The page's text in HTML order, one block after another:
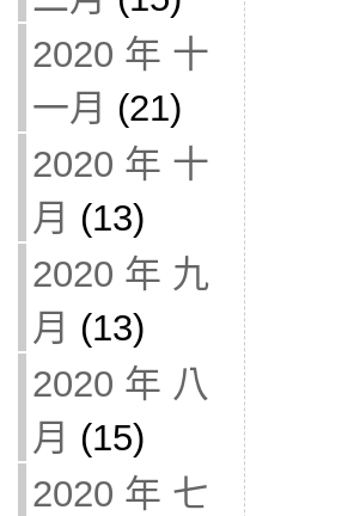
2020 年 十
一月 (21)
2020 年 十
月 (13)
2020 年 九
月 (13)
2020 年 八
月 (15)
2020 年 七